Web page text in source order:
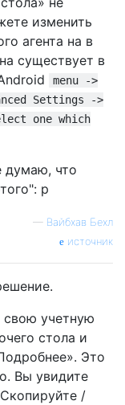
изменить
агента на в
существует в
menu ->
Settings ->
one which
думаю, что
p
— Вайбхав Бехл
источник
свою учетную
стола и
Это
Вы увидите
/